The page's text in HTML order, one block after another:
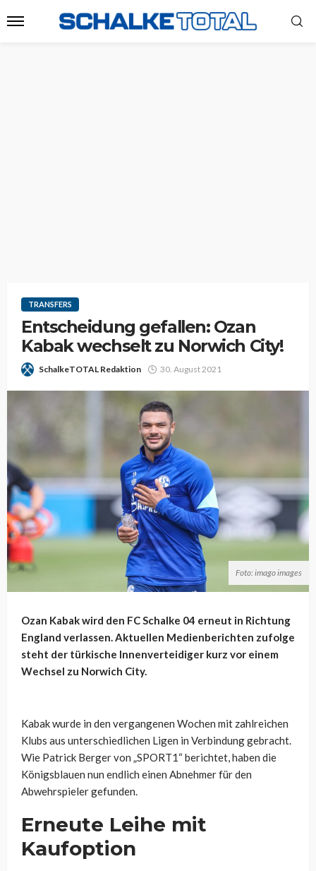
TRANSFERS
Entscheidung gefallen: Ozan
Kabak wechselt zu Norwich City!
SchalkeTOTAL Redaktion 30. August 2021
Foto: imago images
Ozan Kabak wird den FC Schalke 04 erneut in Richtung
England verlassen. Aktuellen Medienberichten zufolge
steht der türkische Innenverteidiger kurz vor einem
Wechsel zu Norwich City.
Kabak wurde in den vergangenen Wochen mit zahlreichen
Klubs aus unterschiedlichen Ligen in Verbindung gebracht.
Wie Patrick Berger von „SPORT1“ berichtet, haben die
Königsblauen nun endlich einen Abnehmer für den
Abwehrspieler gefunden.
Erneute Leihe mit
Kaufoption